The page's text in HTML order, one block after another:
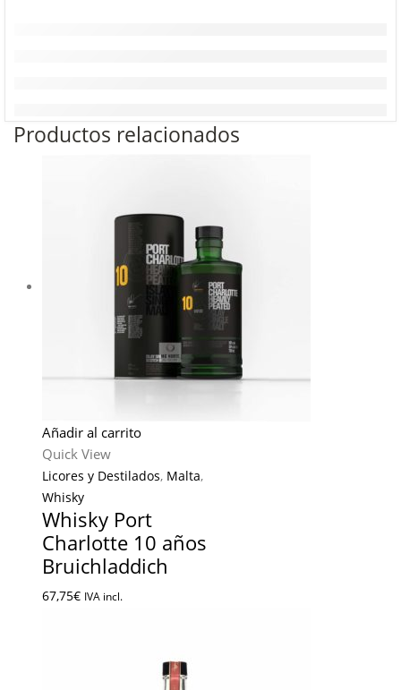
Productos relacionados
Añadir al carrito
Quick View
Licores y Destilados, Malta,
Whisky
Whisky Port
Charlotte 10 años
Bruichladdich
67,75€ IVA incl.